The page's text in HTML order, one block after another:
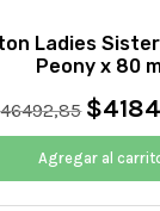
Ladies
Peony x 80
46492,85 El
precio
original
era:
$
Agregar al